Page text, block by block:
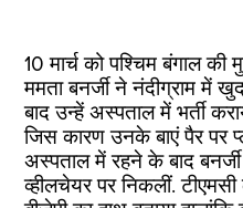
10 मार्च को पश्चिम बंगाल
ममता बनर्जी ने नंदीग्राम में
बाद उन्हें अस्पताल में भर्ती
जिस कारण उनके बाएं पैर पर
अस्पताल में रहने के बाद
व्हीलचेयर पर निकलीं.